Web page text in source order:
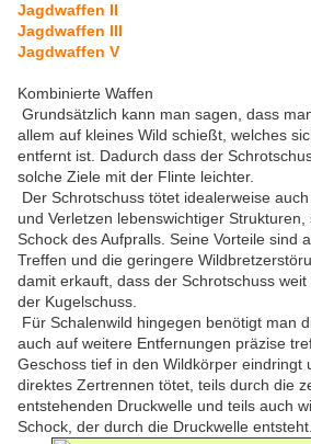
Jagdwaffen II
Jagdwaffen III
Jagdwaffen V
Kombinierte Waffen
Grundsätzlich kann man sagen, dass
allem auf kleines Wild schießt, welches
entfernt ist. Dadurch dass der
solche Ziele mit der Flinte leichter.
Der Schrotschuss tötet idealerweise
und Verletzen lebenswichtiger
Schock des Aufpralls. Seine Vorteile sind
Treffen und die geringere
damit erkauft, dass der Schrotschuss
der Kugelschuss.
Für Schalenwild hingegen benötigt man
auch auf weitere Entfernungen präzise
Geschoss tief in den Wildkörper eindringt
direktes Zertrennen tötet, teils durch die
entstehenden Druckwelle und teils auch
Schock, der durch die Druckwelle entsteht.